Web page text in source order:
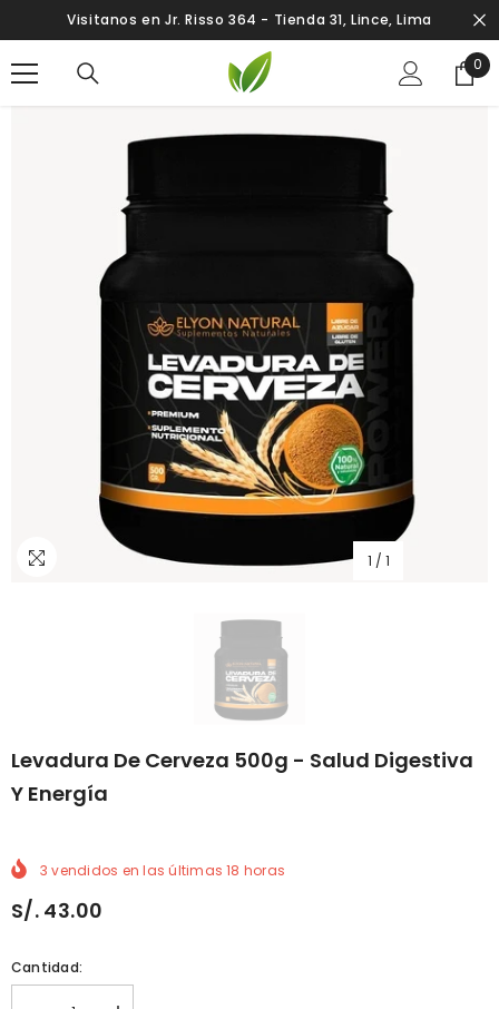
SALTAR AL CONTENIDO
Visitanos en Jr. Risso 364 - Tienda 31, Lince, Lima
0
0
1 / 1
Levadura De Cerveza 500g - Salud Digestiva
Y Energía
3 vendidos en las últimas18 horas
S/. 43.00
Cantidad: